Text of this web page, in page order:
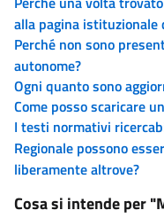
alla pagina istituzionale
Perché non sono
autonome?
Ogni quanto sono
Come posso scaricare
I testi normativi
Regionale possono
liberamente altrove?
Cosa si intende per